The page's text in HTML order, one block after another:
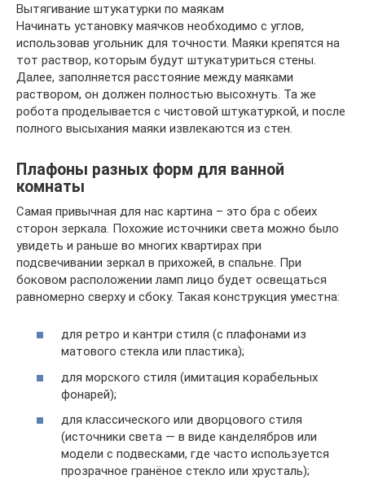
Вытягивание штукатурки по маякам
Начинать установку маячков необходимо с углов,
использовав угольник для точности. Маяки крепятся на
тот раствор, которым будут штукатуриться стены.
Далее, заполняется расстояние между маяками
раствором, он должен полностью высохнуть. Та же
робота проделывается с чистовой штукатуркой, и после
полного высыхания маяки извлекаются из стен.
Плафоны разных форм для ванной
комнаты
Самая привычная для нас картина – это бра с обеих
сторон зеркала. Похожие источники света можно было
увидеть и раньше во многих квартирах при
подсвечивании зеркал в прихожей, в спальне. При
боковом расположении ламп лицо будет освещаться
равномерно сверху и сбоку. Такая конструкция уместна:
для ретро и кантри стиля (с плафонами из
матового стекла или пластика);
для морского стиля (имитация корабельных
фонарей);
для классического или дворцового стиля
(источники света — в виде канделябров или
модели с подвесками, где часто используется
прозрачное гранёное стекло или хрусталь);